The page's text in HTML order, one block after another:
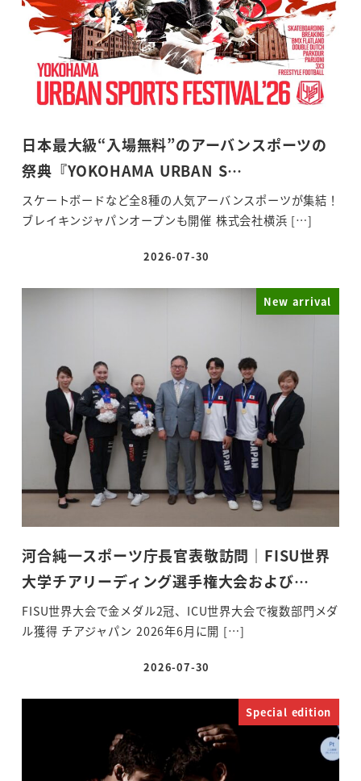
日本最大級“入場無料”のアーバンスポーツの
祭典『YOKOHAMA URBAN S…
スケートボードなど全8種の人気アーバンスポーツが集結！
ブレイキンジャパンオープンも開催 株式会社横浜 […]
投稿日
2026-07-30
New arrival
河合純一スポーツ庁長官表敬訪問｜FISU世界
大学チアリーディング選手権大会および…
FISU世界大会で金メダル2冠、ICU世界大会で複数部門メダ
ル獲得 チアジャパン 2026年6月に開 […]
投稿日
2026-07-30
Special edition